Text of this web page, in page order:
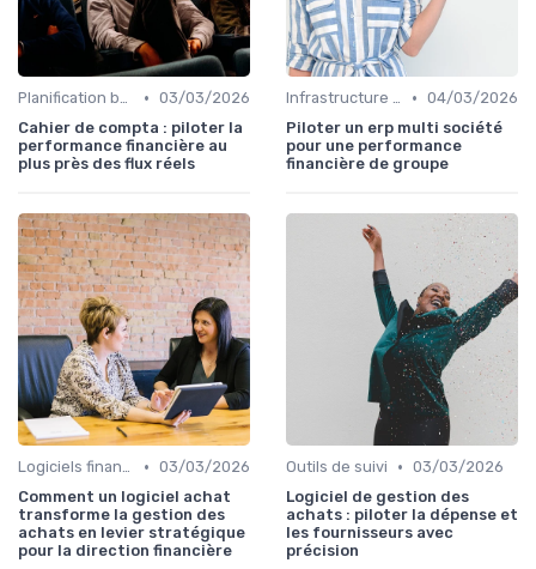
Planification budgétaire • 03/03/2026
Cahier de compta : piloter la
performance financière au
plus près des flux réels
Infrastructure IT • 04/03/2026
Piloter un erp multi société
pour une performance
financière de groupe
Logiciels financiers • 03/03/2026
Comment un logiciel achat
transforme la gestion des
achats en levier stratégique
pour la direction financière
Outils de suivi • 03/03/2026
Logiciel de gestion des
achats : piloter la dépense et
les fournisseurs avec
précision